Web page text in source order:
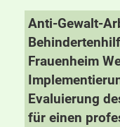
Anti-Gewalt-
Frauenheim
Evaluierung
für einen